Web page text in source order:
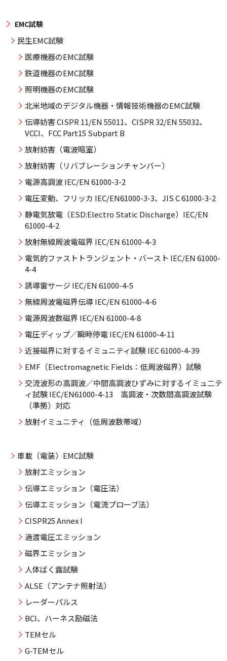
EMC試験
民生EMC試験
医療機器のEMC試験
鉄道機器のEMC試験
照明機器のEMC試験
北米地域のデジタル機器・情報技術機器のEMC試験
伝導妨害 CISPR 11/EN 55011、CISPR 32/EN 55032、
VCCI、FCC Part15 Subpart B
放射妨害（電波暗室）
放射妨害（リバブレーションチャンバー）
電源高調波 IEC/EN 61000-3-2
電圧変動、フリッカ IEC/EN61000-3-3、JIS C 61000-3-2
静電気放電（ESD:Electro Static Discharge）IEC/EN
61000-4-2
放射無線周波電磁界 IEC/EN 61000-4-3
電気的ファストトランジェント・バースト IEC/EN 61000-
4-4
誘導雷サージ IEC/EN 61000-4-5
無線周波電磁界伝導 IEC/EN 61000-4-6
電源周波数磁界 IEC/EN 61000-4-8
電圧ディップ／瞬時停電 IEC/EN 61000-4-11
近接磁界に対するイミュニティ試験 IEC 61000-4-39
EMF（Electromagnetic Fields：低周波磁界）試験
交流波形の高調波／中間高調波ひずみに対するイミュ二テ
ィ試験 IEC/EN61000-4-13 高調波・次数間高調波試験
（準拠）対応
放射イミュニティ（低周波数帯域）
車載（電装）EMC試験
放射エミッション
伝導エミッション（電圧法）
伝導エミッション（電流プローブ法）
CISPR25 Annex I
過渡電圧エミッション
磁界エミッション
人体ばく露試験
ALSE（アンテナ照射法）
レーダーパルス
BCI、ハーネス励磁法
TEMセル
G-TEMセル